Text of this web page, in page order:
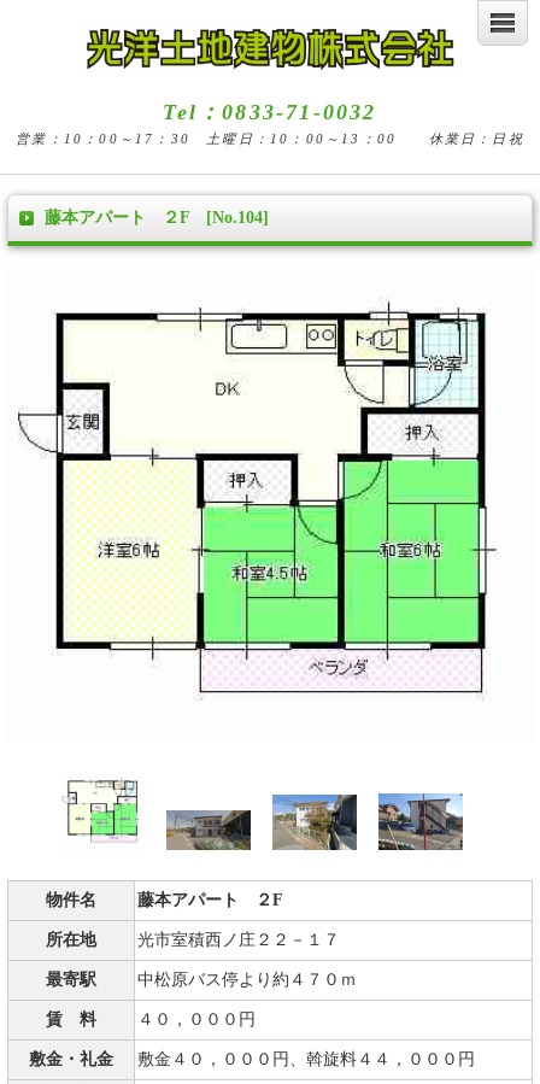
Tel：0833-71-0032
営業：10：00～17：30 土曜日：10：00～13：00 休業日：日祝
藤本アパート ２F [No.104]
物件名 藤本アパート ２F
所在地 光市室積西ノ庄２２－１７
最寄駅 中松原バス停より約４７０ｍ
賃 料 ４０，０００円
敷金・礼金 敷金４０，０００円、斡旋料４４，０００円